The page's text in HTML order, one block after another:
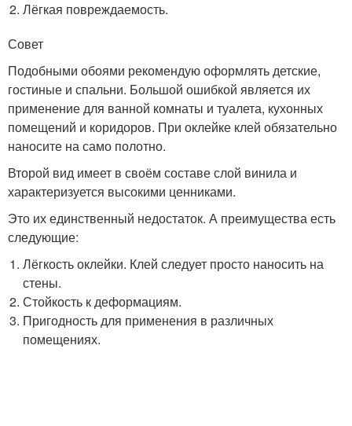
Лёгкая повреждаемость.
Совет
Подобными обоями рекомендую оформлять детские,
гостиные и спальни. Большой ошибкой является их
применение для ванной комнаты и туалета, кухонных
помещений и коридоров. При оклейке клей обязательно
наносите на само полотно.
Второй вид имеет в своём составе слой винила и
характеризуется высокими ценниками.
Это их единственный недостаток. А преимущества есть
следующие:
Лёгкость оклейки. Клей следует просто наносить на
стены.
Стойкость к деформациям.
Пригодность для применения в различных
помещениях.